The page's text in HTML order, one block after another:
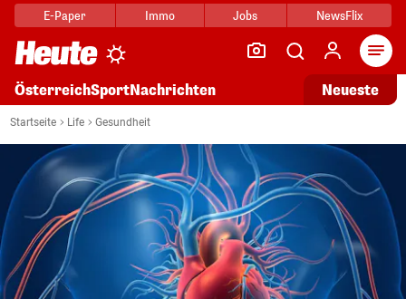
E-Paper Immo Jobs NewsFlix
ÖsterreichSportNachrichten Neueste
Startseite Life Gesundheit